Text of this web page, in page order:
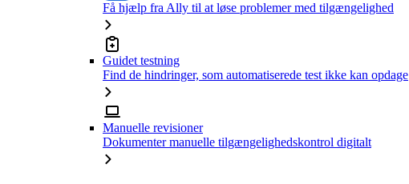
Få hjælp fra Ally til at løse problemer med tilgængelighed
Guidet testning
Find de hindringer, som automatiserede test ikke kan opdage
Manuelle revisioner
Dokumenter manuelle tilgængelighedskontrol digitalt